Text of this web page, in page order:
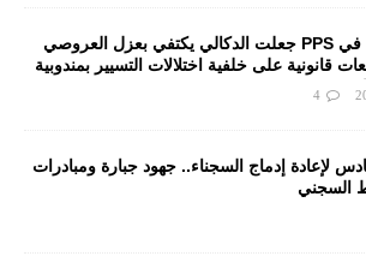
هل الرفاقية في PPS جعلت الدكالي يكتفي بعزل العروصي
قانونية على خلفية اختلالات التسيير بمندوبية
4
لإعادة إدماج السجناء.. جهود جبارة ومبادرات
السجني